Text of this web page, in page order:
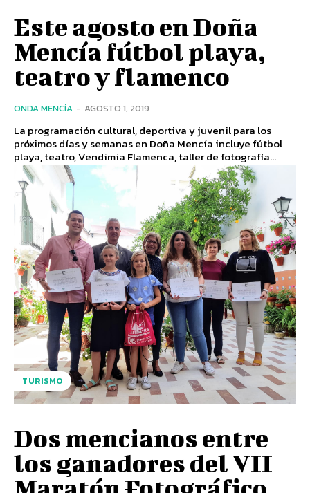
Este agosto en Doña
Mencía fútbol playa,
teatro y flamenco
ONDA MENCÍA - AGOSTO 1, 2019
La programación cultural, deportiva y juvenil para los
próximos días y semanas en Doña Mencía incluye fútbol
playa, teatro, Vendimia Flamenca, taller de fotografía...
TURISMO
Dos mencianos entre
los ganadores del VII